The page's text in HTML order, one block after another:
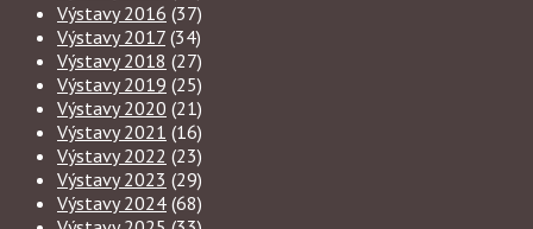
Výstavy 2016 (37)
Výstavy 2017 (34)
Výstavy 2018 (27)
Výstavy 2019 (25)
Výstavy 2020 (21)
Výstavy 2021 (16)
Výstavy 2022 (23)
Výstavy 2023 (29)
Výstavy 2024 (68)